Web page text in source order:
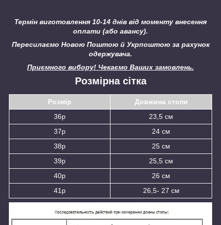
Термін виготовлення 10-14 днів від моменту внесення
оплати (або авансу).
Пересилаємо Новою Поштою й Укрпоштою за рахунок
одержувача.
Приємного вибору! Чекаємо Ваших замовлень.
Розмірна сітка
Розмір
Довжина стопи
36р
23,5 см
37р
24 см
38р
25 см
39р
25,5 см
40р
26 см
41р
26,5- 27 см